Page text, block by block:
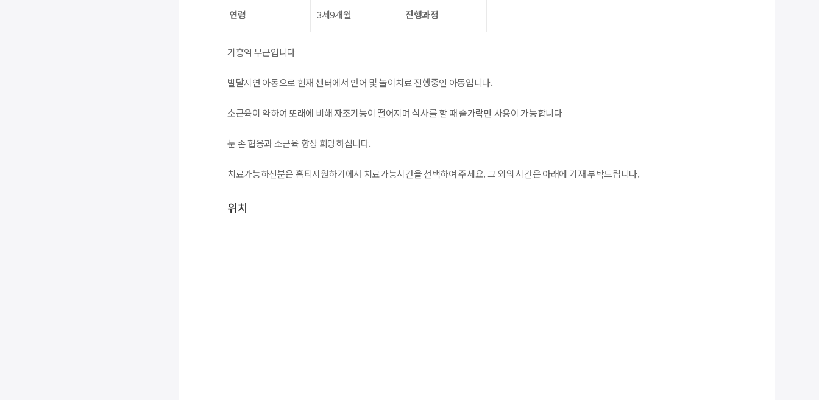
연령 3세9개월 진행과정
기흥역 부근입니다
발달지연 아동으로 현재 센터에서 언어 및 놀이치료 진행중인 아동입니다.
소근육이 약하여 또래에 비해 자조기능이 떨어지며 식사를 할 때 숟가락만 사용이 가능합니다
눈 손 협응과 소근육 향상 희망하십니다.
치료가능하신분은 홈티지원하기에서 치료가능시간을 선택하여 주세요. 그 외의 시간은 아래에 기재 부탁드립니다.
위치